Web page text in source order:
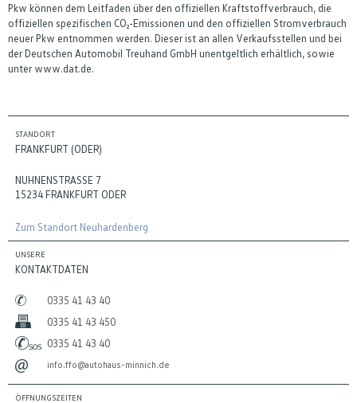
Pkw können dem Leitfaden über den offiziellen Kraftstoffverbrauch, die
offiziellen spezifischen CO₂-Emissionen und den offiziellen Stromverbrauch
neuer Pkw entnommen werden. Dieser ist an allen Verkaufsstellen und bei
der Deutschen Automobil Treuhand GmbH unentgeltlich erhältlich, sowie
unter www.dat.de.
STANDORT
FRANKFURT (ODER)
NUHNENSTRASSE 7
15234 FRANKFURT ODER
Zum Standort Neuhardenberg
UNSERE
KONTAKTDATEN
0335 41 43 40
0335 41 43 450
0335 41 43 40
info.ffo@autohaus-minnich.de
ÖFFNUNGSZEITEN